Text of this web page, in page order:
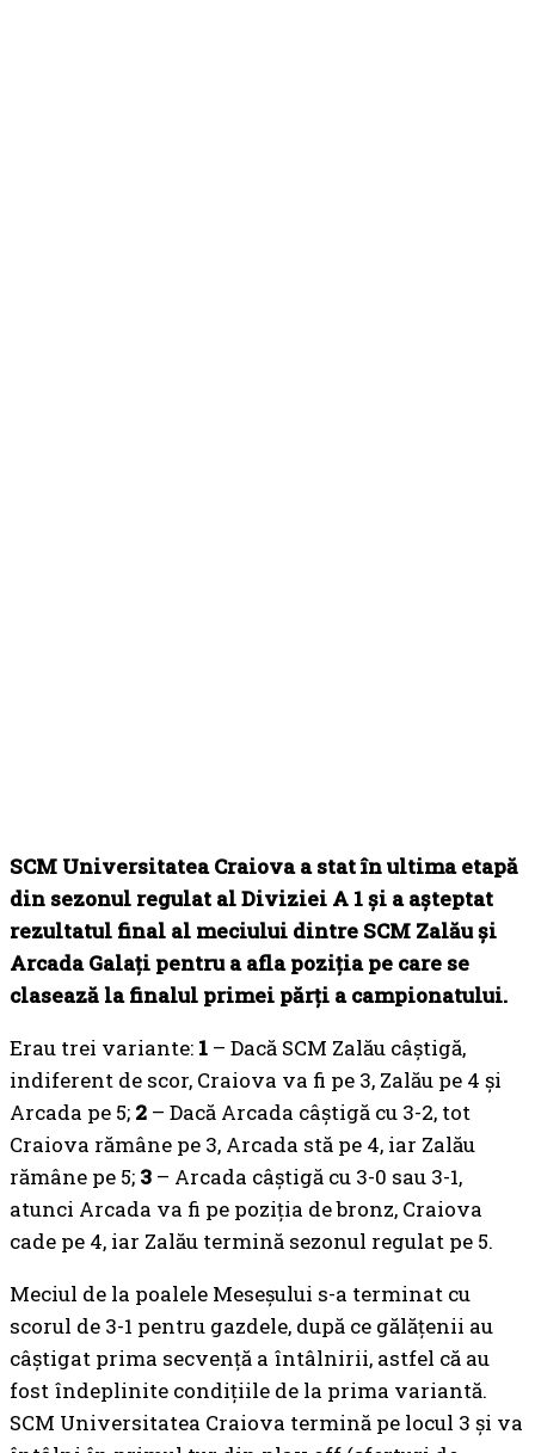
SCM Universitatea Craiova a stat în ultima etapă
din sezonul regulat al Diviziei A 1 și a așteptat
rezultatul final al meciului dintre SCM Zalău și
Arcada Galați pentru a afla poziția pe care se
clasează la finalul primei părți a campionatului.
Erau trei variante: 1 – Dacă SCM Zalău câștigă,
indiferent de scor, Craiova va fi pe 3, Zalău pe 4 și
Arcada pe 5; 2 – Dacă Arcada câștigă cu 3-2, tot
Craiova rămâne pe 3, Arcada stă pe 4, iar Zalău
rămâne pe 5; 3 – Arcada câștigă cu 3-0 sau 3-1,
atunci Arcada va fi pe poziția de bronz, Craiova
cade pe 4, iar Zalău termină sezonul regulat pe 5.
Meciul de la poalele Meseșului s-a terminat cu
scorul de 3-1 pentru gazdele, după ce gălățenii au
câștigat prima secvență a întâlnirii, astfel că au
fost îndeplinite condițiile de la prima variantă.
SCM Universitatea Craiova termină pe locul 3 și va